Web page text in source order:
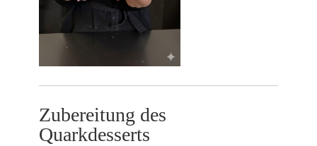
Zubereitung des
Quarkdesserts